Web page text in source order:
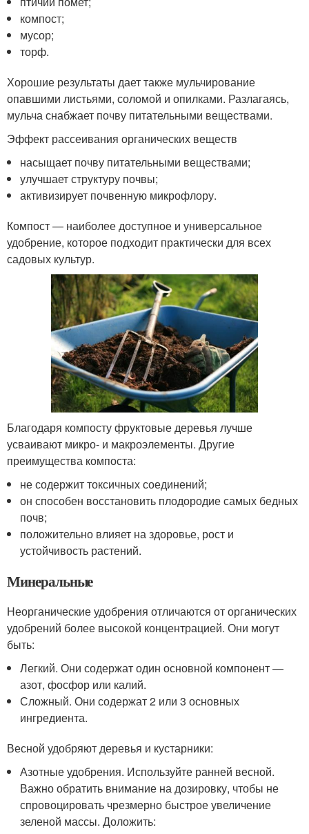
компост;
мусор;
торф.
Хорошие результаты дает также мульчирование
опавшими листьями, соломой и опилками. Разлагаясь,
мульча снабжает почву питательными веществами.
Эффект рассеивания органических веществ
насыщает почву питательными веществами;
улучшает структуру почвы;
активизирует почвенную микрофлору.
Компост — наиболее доступное и универсальное
удобрение, которое подходит практически для всех
садовых культур.
Благодаря компосту фруктовые деревья лучше
усваивают микро- и макроэлементы. Другие
преимущества компоста:
не содержит токсичных соединений;
он способен восстановить плодородие самых бедных
почв;
положительно влияет на здоровье, рост и
устойчивость растений.
Минеральные
Неорганические удобрения отличаются от органических
удобрений более высокой концентрацией. Они могут
быть:
Легкий. Они содержат один основной компонент —
азот, фосфор или калий.
Сложный. Они содержат 2 или 3 основных
ингредиента.
Весной удобряют деревья и кустарники:
Азотные удобрения. Используйте ранней весной.
Важно обратить внимание на дозировку, чтобы не
спровоцировать чрезмерно быстрое увеличение
зеленой массы. Доложить: